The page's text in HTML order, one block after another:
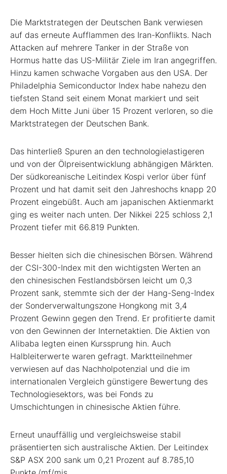
Die Marktstrategen der Deutschen Bank verwiesen
auf das erneute Aufflammen des Iran-Konflikts. Nach
Attacken auf mehrere Tanker in der Straße von
Hormus hatte das US-Militär Ziele im Iran angegriffen.
Hinzu kamen schwache Vorgaben aus den USA. Der
Philadelphia Semiconductor Index habe nahezu den
tiefsten Stand seit einem Monat markiert und seit
dem Hoch Mitte Juni über 15 Prozent verloren, so die
Marktstrategen der Deutschen Bank.
Das hinterließ Spuren an den technologielastigeren
und von der Ölpreisentwicklung abhängigen Märkten.
Der südkoreanische Leitindex Kospi verlor über fünf
Prozent und hat damit seit den Jahreshochs knapp 20
Prozent eingebüßt. Auch am japanischen Aktienmarkt
ging es weiter nach unten. Der Nikkei 225 schloss 2,1
Prozent tiefer mit 66.819 Punkten.
Besser hielten sich die chinesischen Börsen. Während
der CSI-300-Index mit den wichtigsten Werten an
den chinesischen Festlandsbörsen leicht um 0,3
Prozent sank, stemmte sich der der Hang-Seng-Index
der Sonderverwaltungszone Hongkong mit 3,4
Prozent Gewinn gegen den Trend. Er profitierte damit
von den Gewinnen der Internetaktien. Die Aktien von
Alibaba legten einen Kurssprung hin. Auch
Halbleiterwerte waren gefragt. Marktteilnehmer
verwiesen auf das Nachholpotenzial und die im
internationalen Vergleich günstigere Bewertung des
Technologiesektors, was bei Fonds zu
Umschichtungen in chinesische Aktien führe.
Erneut unauffällig und vergleichsweise stabil
präsentierten sich australische Aktien. Der Leitindex
S&P ASX 200 sank um 0,21 Prozent auf 8.785,10